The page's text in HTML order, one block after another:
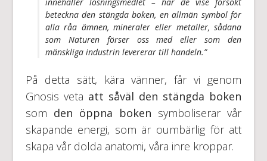
beteckna den stängda boken, en allmän symbol för
alla råa ämnen, mineraler eller metaller, sådana
som Naturen förser oss med eller som den
mänskliga industrin levererar till handeln.”
På detta sätt, kära vänner, får vi genom
Gnosis veta att såväl den stängda boken
som den öppna boken symboliserar vår
skapande energi, som är oumbärlig för att
skapa vår dolda anatomi, våra inre kroppar.